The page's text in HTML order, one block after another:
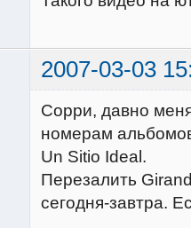
2007-03-03
Сорри, давно
номерам
Un Sitio Ideal.
Перезалить
сегодня-завтра.